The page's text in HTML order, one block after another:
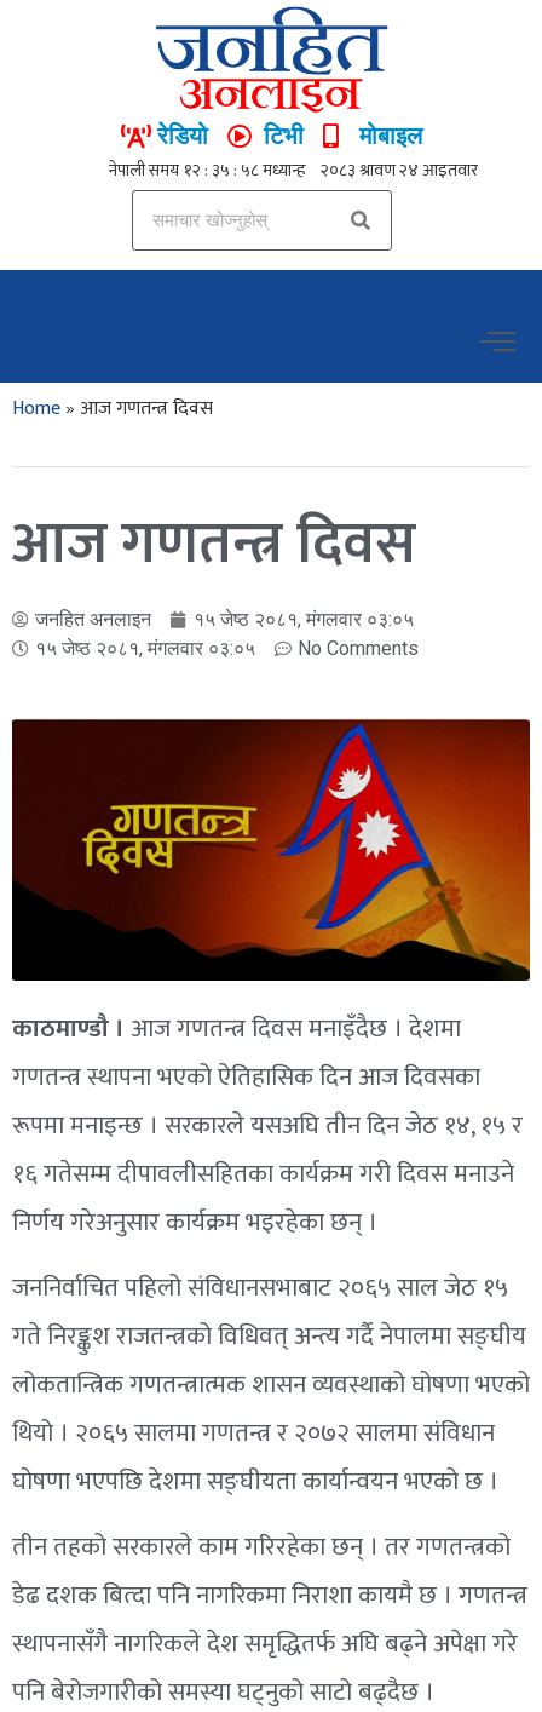
रेडियो टिभी मोबाइल
Home» आज गणतन्त्र दिवस
आज गणतन्त्र दिवस
जनहित अनलाइन
१५ जेष्ठ २०८१, मंगलवार ०३:०५
१५ जेष्ठ २०८१, मंगलवार ०३:०५
No Comments
काठमाण्डौ । आज गणतन्त्र दिवस मनाइँदैछ । देशमा
गणतन्त्र स्थापना भएको ऐतिहासिक दिन आज दिवसका
रूपमा मनाइन्छ । सरकारले यसअघि तीन दिन जेठ १४, १५ र
१६ गतेसम्म दीपावलीसहितका कार्यक्रम गरी दिवस मनाउने
निर्णय गरेअनुसार कार्यक्रम भइरहेका छन् ।
जननिर्वाचित पहिलो संविधानसभाबाट २०६५ साल जेठ १५
गते निरङ्कुश राजतन्त्रको विधिवत् अन्त्य गर्दै नेपालमा सङ्घीय
लोकतान्त्रिक गणतन्त्रात्मक शासन व्यवस्थाको घोषणा भएको
थियो । २०६५ सालमा गणतन्त्र र २०७२ सालमा संविधान
घोषणा भएपछि देशमा सङ्घीयता कार्यान्वयन भएको छ ।
तीन तहको सरकारले काम गरिरहेका छन् । तर गणतन्त्रको
डेढ दशक बित्दा पनि नागरिकमा निराशा कायमै छ । गणतन्त्र
स्थापनासँगै नागरिकले देश समृद्धितर्फ अघि बढ्ने अपेक्षा गरे
पनि बेरोजगारीको समस्या घट्नुको साटो बढ्दैछ ।